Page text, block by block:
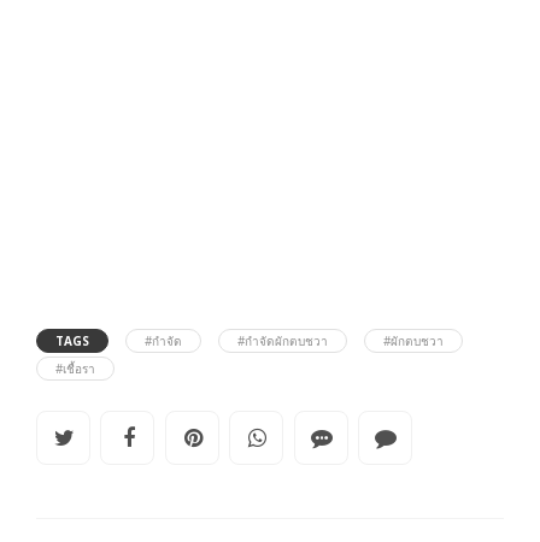
TAGS #กำจัด #กำจัดผักตบชวา
#ผักตบชวา
#เชื้อรา